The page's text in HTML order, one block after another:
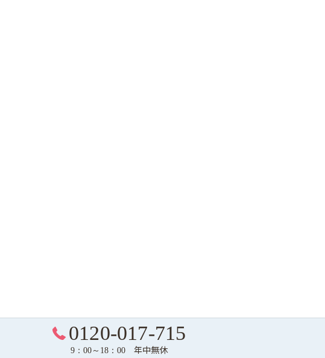
0120-017-715
9：00～18：00年中無休